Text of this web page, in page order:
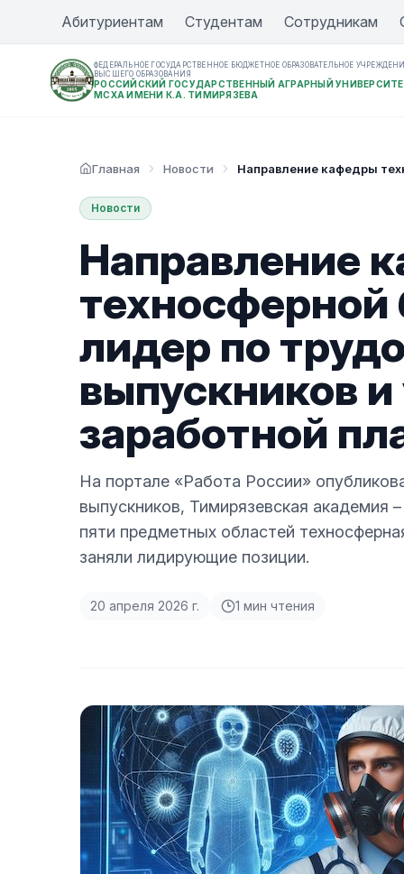
Абитуриентам Студентам Сотрудникам
ФЕДЕРАЛЬНОЕ ГОСУДАРСТВЕННОЕ БЮДЖЕТНОЕ ОБРАЗОВАТЕЛЬНОЕ
ВЫСШЕГО ОБРАЗОВАНИЯ
РОССИЙСКИЙ ГОСУДАРСТВЕННЫЙ АГРАРНЫЙ
МСХА ИМЕНИ К.А. ТИМИРЯЗЕВА
Главная Новости Направление кафедры
Новости
Направление
техносферной
лидер по
выпускников
заработной
На портале «Работа России»
выпускников, Тимирязевская академия
пяти предметных областей
заняли лидирующие позиции.
20 апреля 2026 г. 1 мин чтения